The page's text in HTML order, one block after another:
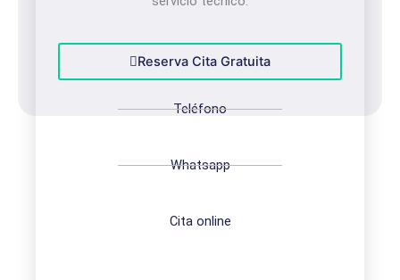
Reserva Cita Gratuita
Teléfono
Whatsapp
Cita online